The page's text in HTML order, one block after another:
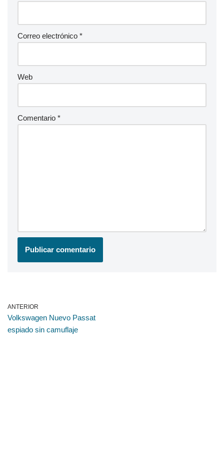
Correo electrónico *
Web
Comentario *
ANTERIOR
Volkswagen Nuevo Passat
espiado sin camuflaje